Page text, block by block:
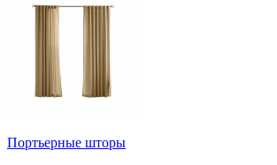
Портьерные шторы